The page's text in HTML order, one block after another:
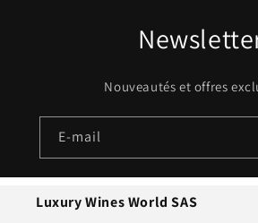
Nouveautés et offres
E-mail
Luxury Wines World SAS